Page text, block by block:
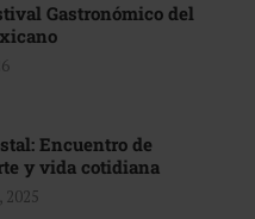
Gastronómico del
Encuentro de
y vida cotidiana
2025